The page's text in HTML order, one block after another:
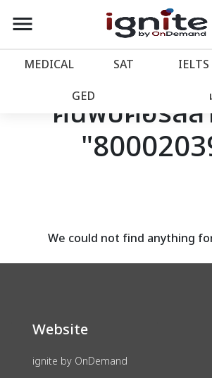
account_balance หน้าแรก
เว็บไซต์อิกไนท์
โปรโมชั่น
assignment ลงทะเบียน
menu
MEDICAL SAT IELTS
GED
ค้นพบคอร์สส
We could not find anything
Website
ignite by OnDemand